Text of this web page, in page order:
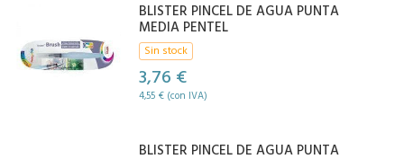
BLISTER PINCEL DE AGUA PUNTA
MEDIA PENTEL
Sin stock
3,76 €
4,55 € (con IVA)
BLISTER PINCEL DE AGUA PUNTA